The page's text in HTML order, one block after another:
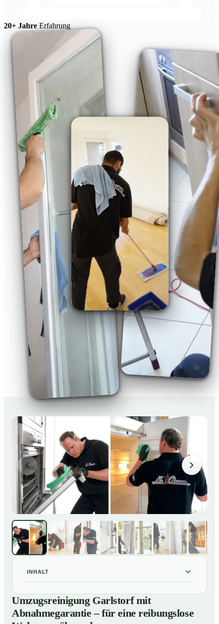
20+ Jahre Erfahrung
INHALT
Umzugsreinigung Garlstorf mit Abnahmegarantie – für
eine reibungslose Wohnungsübergabe
02 Unsere Leistungen im Überblick
Umzugsreinigung Garlstorf mit
Abnahmegarantie – für eine reibungslose